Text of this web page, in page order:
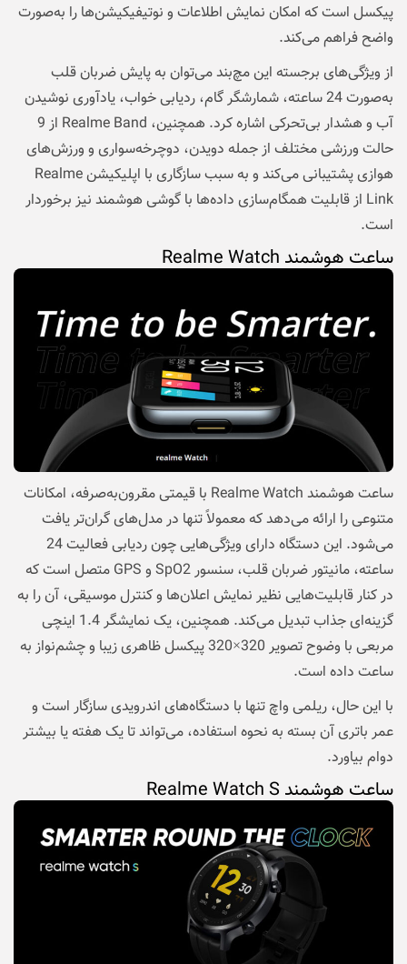
پیکسل است که امکان نمایش اطلاعات و نوتیفیکیشن‌ها را به‌صورت
واضح فراهم می‌کند.
از ویژگی‌های برجسته این مچ‌بند می‌توان به پایش ضربان قلب
به‌صورت 24 ساعته، شمارشگر گام، ردیابی خواب، یادآوری نوشیدن
آب و هشدار بی‌تحرکی اشاره کرد. همچنین، Realme Band از 9
حالت ورزشی مختلف از جمله دویدن، دوچرخه‌سواری و ورزش‌های
هوازی پشتیبانی می‌کند و به سبب سازگاری با اپلیکیشن Realme
Link از قابلیت همگام‌سازی داده‌ها با گوشی هوشمند نیز برخوردار
است.
ساعت هوشمند Realme Watch
ساعت هوشمند Realme Watch با قیمتی مقرون‌به‌صرفه، امکانات
متنوعی را ارائه می‌دهد که معمولاً تنها در مدل‌های گران‌تر یافت
می‌شود. این دستگاه دارای ویژگی‌هایی چون ردیابی فعالیت 24
ساعته، مانیتور ضربان قلب، سنسور SpO2 و GPS متصل است که
در کنار قابلیت‌هایی نظیر نمایش اعلان‌ها و کنترل موسیقی، آن را به
گزینه‌ای جذاب تبدیل می‌کند. همچنین، یک نمایشگر 1.4 اینچی
مربعی با وضوح تصویر 320×320 پیکسل ظاهری زیبا و چشم‌نواز به
ساعت داده است.
با این‌ حال، ریلمی واچ تنها با دستگاه‌های اندرویدی سازگار است و
عمر باتری آن بسته به نحوه استفاده، می‌تواند تا یک هفته یا بیشتر
دوام بیاورد.
ساعت هوشمند Realme Watch S